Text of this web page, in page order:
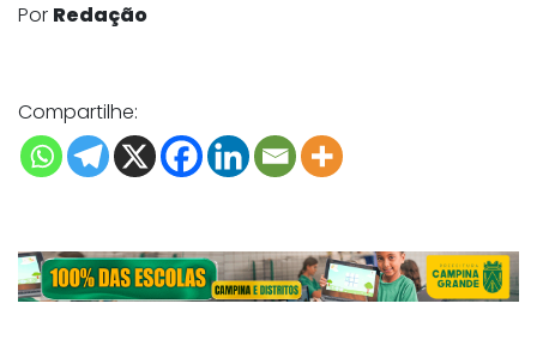
Por Redação
Compartilhe: